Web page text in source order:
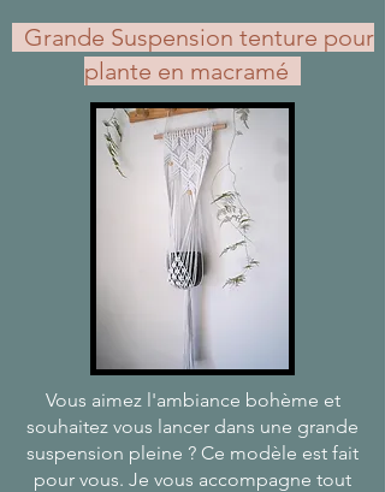
Grande Suspension tenture pour
plante en macramé
Vous aimez l'ambiance bohème et
souhaitez vous lancer dans une grande
suspension pleine ? Ce modèle est fait
pour vous. Je vous accompagne tout